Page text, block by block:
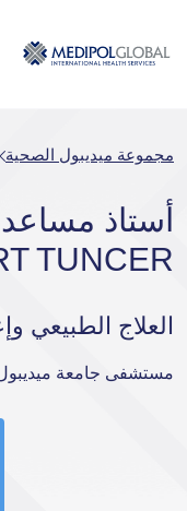
مجموعة ميديبول الصحية
TUNCER
العلاج الطبيعي
مستشفى جامعة ميديبول